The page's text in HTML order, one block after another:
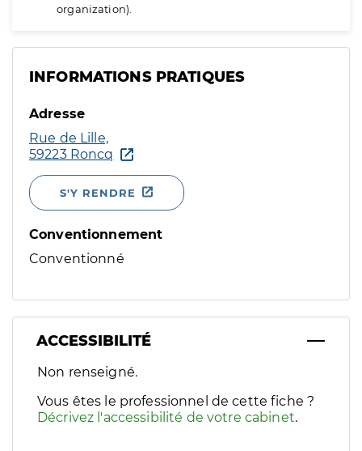
organization).
INFORMATIONS PRATIQUES
Adresse
Rue de Lille,
59223 Roncq
S'Y RENDRE
Conventionnement
Conventionné
ACCESSIBILITÉ
Filtres
Sélectionnez un ou plusieurs handicaps/besoins
Non renseigné.
Vous êtes le professionnel de cette fiche ?
Décrivez l'accessibilité de votre cabinet.